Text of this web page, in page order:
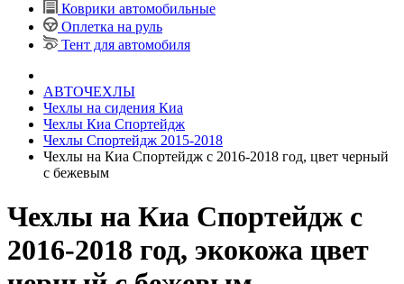
Коврики автомобильные
Оплетка на руль
Тент для автомобиля
АВТОЧЕХЛЫ
Чехлы на сидения Киа
Чехлы Киа Спортейдж
Чехлы Спортейдж 2015-2018
Чехлы на Киа Спортейдж с 2016-2018 год, цвет черный
с бежевым
Чехлы на Киа Спортейдж с
2016-2018 год, экокожа цвет